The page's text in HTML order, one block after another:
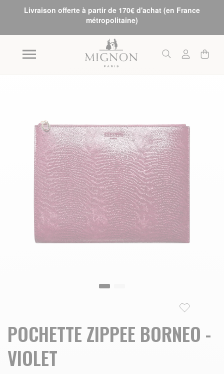
Livraison offerte à partir de 170€ d'achat (en France
métropolitaine)
POCHETTE ZIPPEE BORNEO -
VIOLET